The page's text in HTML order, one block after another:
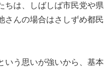
ちは、しばしば市民党や県
さんの場合はさしずめ都民
いう思いが強いから、基本